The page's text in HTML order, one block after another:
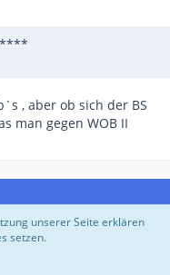
, aber ob sich der BS
man gegen WOB II
unserer Seite erklären
setzen.